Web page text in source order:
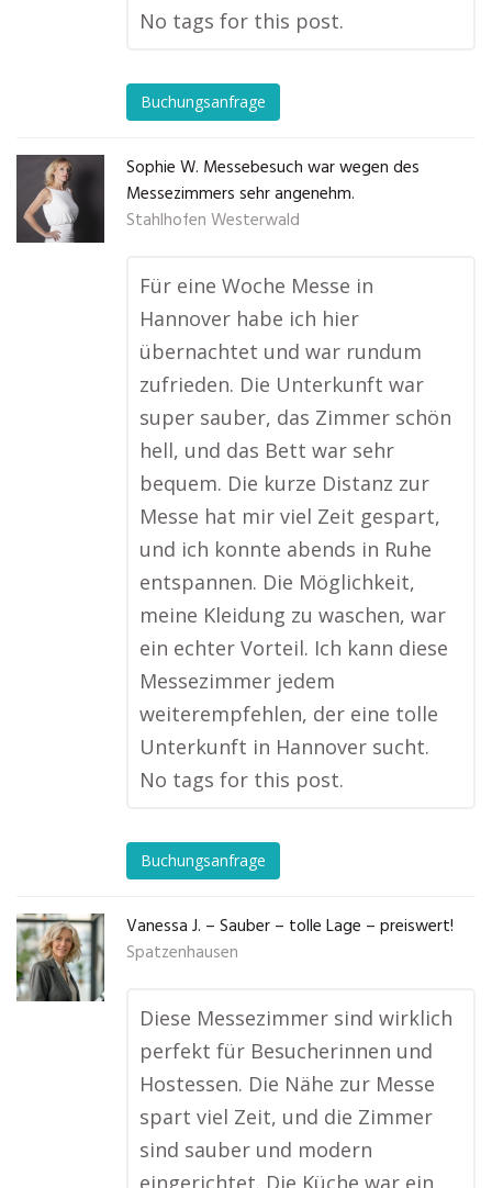
No tags for this post.
Buchungsanfrage
Sophie W. Messebesuch war wegen des
Messezimmers sehr angenehm.
Stahlhofen Westerwald
Für eine Woche Messe in
Hannover habe ich hier
übernachtet und war rundum
zufrieden. Die Unterkunft war
super sauber, das Zimmer schön
hell, und das Bett war sehr
bequem. Die kurze Distanz zur
Messe hat mir viel Zeit gespart,
und ich konnte abends in Ruhe
entspannen. Die Möglichkeit,
meine Kleidung zu waschen, war
ein echter Vorteil. Ich kann diese
Messezimmer jedem
weiterempfehlen, der eine tolle
Unterkunft in Hannover sucht.
No tags for this post.
Buchungsanfrage
Vanessa J. – Sauber – tolle Lage – preiswert!
Spatzenhausen
Diese Messezimmer sind wirklich
perfekt für Besucherinnen und
Hostessen. Die Nähe zur Messe
spart viel Zeit, und die Zimmer
sind sauber und modern
eingerichtet. Die Küche war ein